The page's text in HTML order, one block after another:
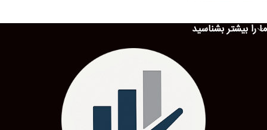
ما را بیشتر بشناسید